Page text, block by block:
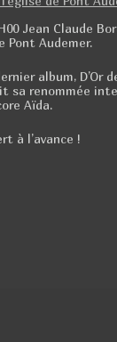
Jean Claude
Pont Audemer.
album, D’Or
sa renommée
Aïda.
à l’avance !